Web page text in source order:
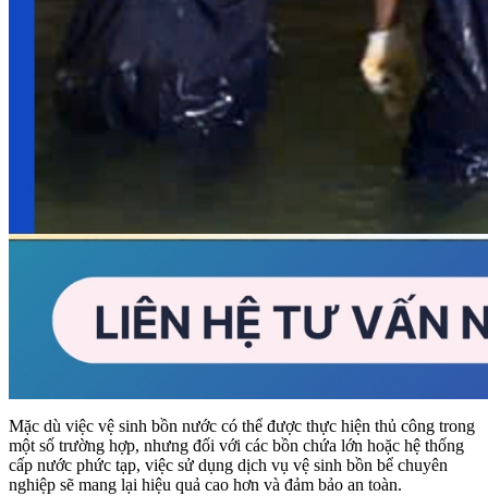
Mặc dù việc vệ sinh bồn nước có thể được thực hiện thủ công trong
một số trường hợp, nhưng đối với các bồn chứa lớn hoặc hệ thống
cấp nước phức tạp, việc sử dụng dịch vụ vệ sinh bồn bể chuyên
nghiệp sẽ mang lại hiệu quả cao hơn và đảm bảo an toàn.